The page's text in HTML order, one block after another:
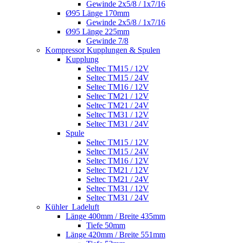
Gewinde 2x5/8 / 1x7/16
Ø95 Länge 170mm
Gewinde 2x5/8 / 1x7/16
Ø95 Länge 225mm
Gewinde 7/8
Kompressor Kupplungen & Spulen
Kupplung
Seltec TM15 / 12V
Seltec TM15 / 24V
Seltec TM16 / 12V
Seltec TM21 / 12V
Seltec TM21 / 24V
Seltec TM31 / 12V
Seltec TM31 / 24V
Spule
Seltec TM15 / 12V
Seltec TM15 / 24V
Seltec TM16 / 12V
Seltec TM21 / 12V
Seltec TM21 / 24V
Seltec TM31 / 12V
Seltec TM31 / 24V
Kühler_Ladeluft
Länge 400mm / Breite 435mm
Tiefe 50mm
Länge 420mm / Breite 551mm